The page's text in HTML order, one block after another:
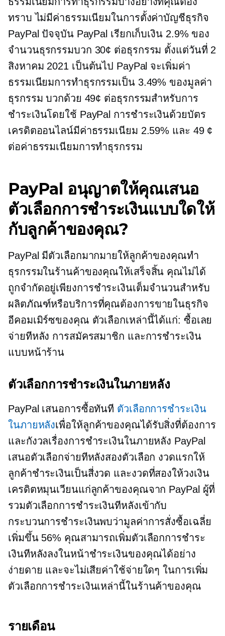
ทราบ ไม่มีค่าธรรมเนียมในการตั้งค่าบัญชีธุรกิจ
PayPal ปัจจุบัน PayPal เรียกเก็บเงิน 2.9% ของ
จำนวนธุรกรรมบวก 30¢ ต่อธุรกรรม ตั้งแต่วันที่ 2
สิงหาคม 2021 เป็นต้นไป PayPal จะเพิ่มค่า
ธรรมเนียมการทำธุรกรรมเป็น 3.49% ของมูลค่า
ธุรกรรม บวกด้วย 49¢ ต่อธุรกรรมสำหรับการ
ชำระเงินโดยใช้ PayPal การชำระเงินด้วยบัตร
เครดิตออนไลน์มีค่าธรรมเนียม 2.59% และ 49 ¢
ต่อค่าธรรมเนียมการทำธุรกรรม
PayPal อนุญาตให้คุณเสนอ
ตัวเลือกการชำระเงินแบบใดให้
กับลูกค้าของคุณ?
PayPal มีตัวเลือกมากมายให้ลูกค้าของคุณทำ
ธุรกรรมในร้านค้าของคุณให้เสร็จสิ้น คุณไม่ได้
ถูกจำกัดอยู่เพียงการชำระเงินเต็มจำนวนสำหรับ
ผลิตภัณฑ์หรือบริการที่คุณต้องการขายในธุรกิจ
อีคอมเมิร์ซของคุณ ตัวเลือกเหล่านี้ได้แก่: ซื้อเลย
จ่ายทีหลัง การสมัครสมาชิก และการชำระเงิน
แบบหน้าร้าน
ตัวเลือกการชำระเงินในภายหลัง
PayPal เสนอการซื้อทันที ตัวเลือกการชำระเงิน
ในภายหลังเพื่อให้ลูกค้าของคุณได้รับสิ่งที่ต้องการ
และกังวลเรื่องการชำระเงินในภายหลัง PayPal
เสนอตัวเลือกจ่ายทีหลังสองตัวเลือก งวดแรกให้
ลูกค้าชำระเงินเป็นสี่งวด และงวดที่สองให้วงเงิน
เครดิตหมุนเวียนแก่ลูกค้าของคุณจาก PayPal ผู้ที่
รวมตัวเลือกการชำระเงินทีหลังเข้ากับ
กระบวนการชำระเงินพบว่ามูลค่าการสั่งซื้อเฉลี่ย
เพิ่มขึ้น 56% คุณสามารถเพิ่มตัวเลือกการชำระ
เงินทีหลังลงในหน้าชำระเงินของคุณได้อย่าง
ง่ายดาย และจะไม่เสียค่าใช้จ่ายใดๆ ในการเพิ่ม
ตัวเลือกการชำระเงินเหล่านี้ในร้านค้าของคุณ
รายเดือน